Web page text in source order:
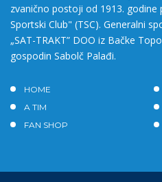
zvanično postoji od 1913. godine
Sportski Club" (TSC). Generalni
„SAT-TRAKT” DOO iz Bačke
gospodin Sabolč Palađi.
HOME
A TIM
FAN SHOP